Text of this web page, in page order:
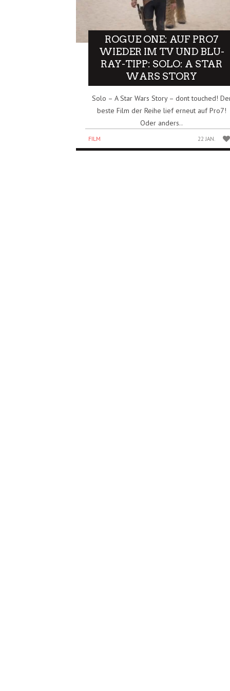
ROGUE ONE: AUF PRO7
WIEDER IM TV UND BLU-
RAY-TIPP: SOLO: A STAR
WARS STORY
Solo – A Star Wars Story – dont touched!
beste Film der Reihe lief erneut auf Pro7!
Oder anders..
FILM 22 JAN.